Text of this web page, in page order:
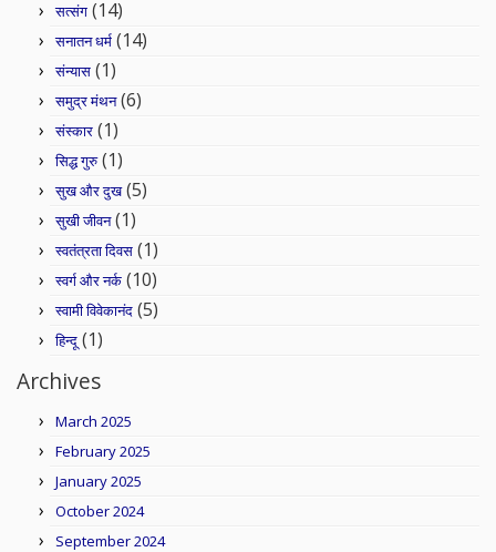
सत्संग (14)
सनातन धर्म (14)
संन्यास (1)
समुद्र मंथन(6)
संस्कार (1)
सिद्ध गुरु(1)
सुख और दुख(5)
सुखी जीवन(1)
स्वतंत्रता दिवस (1)
स्वर्ग और नर्क (10)
स्वामी विवेकानंद (5)
हिन्दू (1)
Archives
March 2025
February 2025
January 2025
October 2024
September 2024